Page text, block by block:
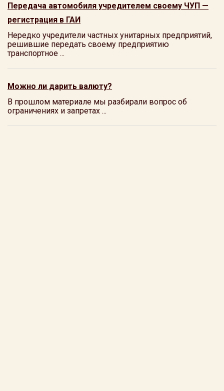
Передача автомобиля учредителем своему ЧУП —
регистрация в ГАИ
Нередко учредители частных унитарных предприятий,
решившие передать своему предприятию
транспортное ...
Можно ли дарить валюту?
В прошлом материале мы разбирали вопрос об
ограничениях и запретах ...